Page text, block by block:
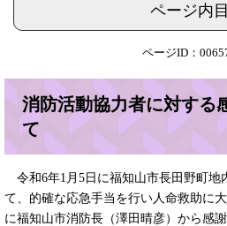
ページ内
ページID：
消防活動協力者に対する
て
令和6年1月5日に福知山市長田野町地
て、的確な応急手当を行い人命救助に
に福知山市消防長（澤田晴彦）から感